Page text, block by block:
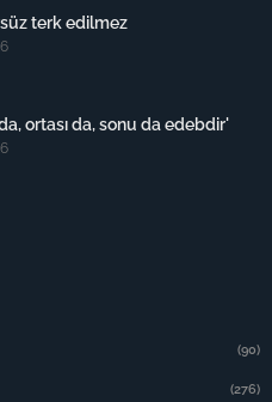
terk edilmez
ortası da, sonu da edebdir'
(90)
(276)